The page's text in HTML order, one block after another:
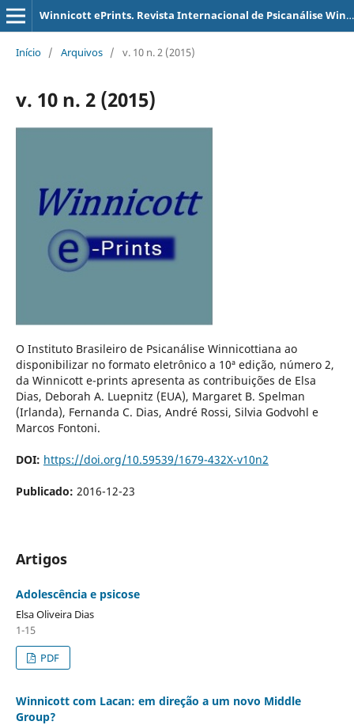
Winnicott ePrints. Revista Internacional de Psicanálise Winnicottiana
Início / Arquivos / v. 10 n. 2 (2015)
v. 10 n. 2 (2015)
O Instituto Brasileiro de Psicanálise Winnicottiana ao
disponibilizar no formato eletrônico a 10ª edição, número 2,
da Winnicott e-prints apresenta as contribuições de Elsa
Dias, Deborah A. Luepnitz (EUA), Margaret B. Spelman
(Irlanda), Fernanda C. Dias, André Rossi, Silvia Godvohl e
Marcos Fontoni.
DOI: https://doi.org/10.59539/1679-432X-v10n2
Publicado: 2016-12-23
Artigos
Adolescência e psicose
Elsa Oliveira Dias
1-15
PDF
Winnicott com Lacan: em direção a um novo Middle
Group?